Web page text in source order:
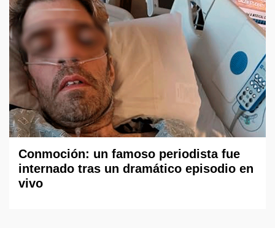
Conmoción: un famoso periodista fue
internado tras un dramático episodio en
vivo